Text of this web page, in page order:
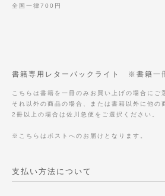
全国一律700円
書籍専用レターパックライト ※書籍一
こちらは書籍を一冊のみお買い上げの場合にご
それ以外の商品の場合、または書籍以外に他の
2冊以上の場合は佐川急便をご選択ください。
※こちらはポストへのお届けとなります。
支払い方法について